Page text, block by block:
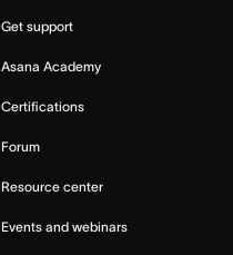
Get support
Asana Academy
Certifications
Forum
Resource center
Events and webinars